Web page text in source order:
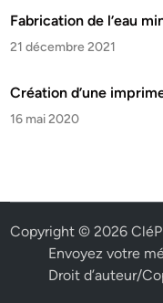
Fabrication de l’eau
21 décembre 2021
Création d’une
16 mai 2020
Copyright © 2026
Envoyez votre
Droit d’auteur/